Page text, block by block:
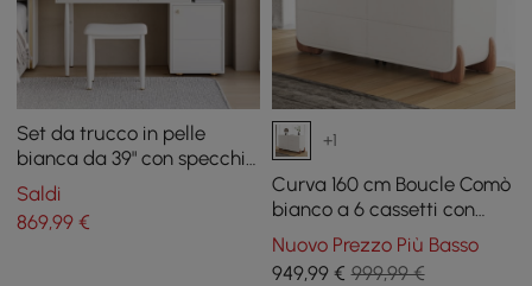
Set da trucco in pelle
bianca da 39" con specchio
a led con caricabatterie
Saldi
869,99 €
+1
Curva 160 cm Boucle Comò
bianco a 6 cassetti con
stazione di ricarica
Nuovo Prezzo Più Basso
949,99€ 999,99 €